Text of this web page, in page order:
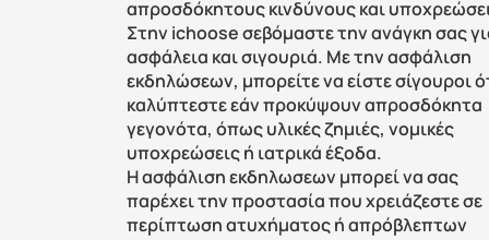
απροσδόκητους κινδύνους και
Στην ichoose σεβόμαστε την ανάγκη σας
ασφάλεια και σιγουριά. Με την ασφάλιση
εκδηλώσεων, μπορείτε να είστε σίγουροι
καλύπτεστε εάν προκύψουν απροσδόκητα
γεγονότα, όπως υλικές ζημιές, νομικές
υποχρεώσεις ή ιατρικά έξοδα.
Η ασφάλιση εκδηλωσεων μπορεί να σας
παρέχει την προστασία που χρειάζεστε σε
περίπτωση ατυχήματος ή απρόβλεπτων